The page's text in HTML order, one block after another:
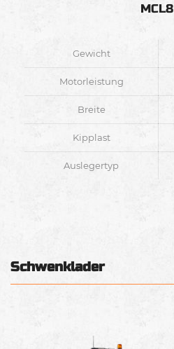
MCL8
Gewicht
Motorleistung
Breite
Kipplast
Auslegertyp
Schwenklader